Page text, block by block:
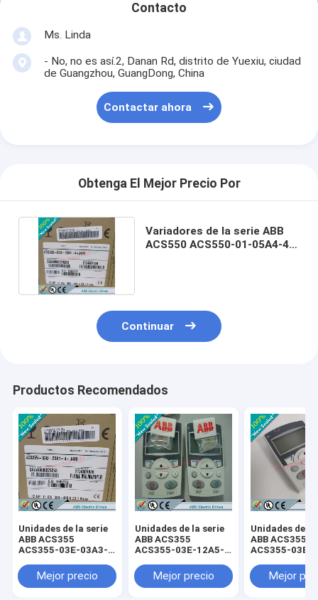
Contacto
Ms. Linda
- No, no es así.2, Danan Rd, distrito de Yuexiu, ciudad
de Guangzhou, GuangDong, China
Contactar ahora
Obtenga El Mejor Precio Por
Variadores de la serie ABB
ACS550 ACS550-01-05A4-4 /
Continuar
Productos Recomendados
Unidades de la serie
ABB ACS355
ACS355-03E-03A3-
ACS35503E03A34+B063
Mejor precio
Unidades de la serie
ABB ACS355
ACS355-03E-12A5-
ACS35503E12A54+B063
Mejor precio
Unidades de
ABB ACS355
ACS355-03E-
Mejor